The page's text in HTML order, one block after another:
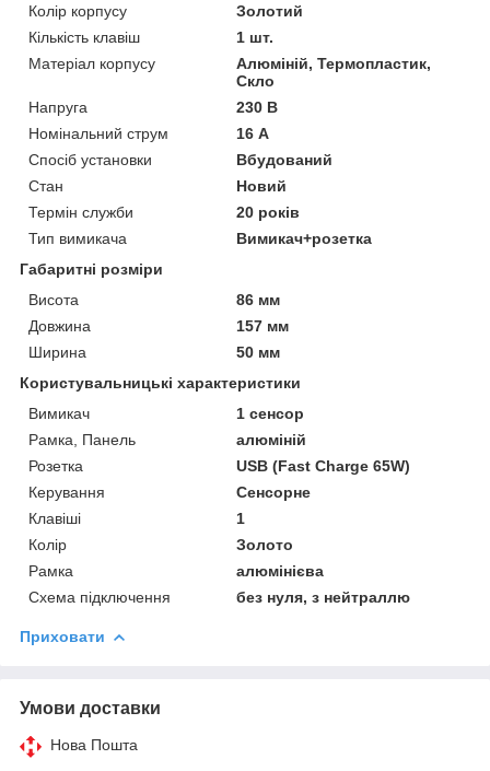
Колір корпусу
Золотий
Кількість клавіш
1 шт.
Матеріал корпусу
Алюміній, Термопластик,
Скло
Напруга
230 В
Номінальний струм
16 А
Спосіб установки
Вбудований
Стан
Новий
Термін служби
20 років
Тип вимикача
Вимикач+розетка
Габаритні розміри
Висота
86 мм
Довжина
157 мм
Ширина
50 мм
Користувальницькі характеристики
Вимикач
1 сенсор
Рамка, Панель
алюміній
Розетка
USB (Fast Charge 65W)
Керування
Сенсорне
Клавіші
1
Колір
Золото
Рамка
алюмінієва
Схема підключення
без нуля, з нейтраллю
Приховати
Умови доставки
Нова Пошта